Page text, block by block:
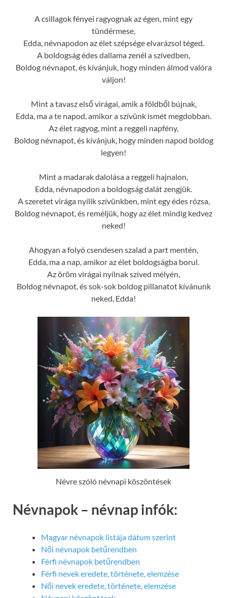
A csillagok fényei ragyognak az égen, mint egy
tündérmese,
Edda, névnapodon az élet szépsége elvarázsol téged.
A boldogság édes dallama zenél a szívedben,
Boldog névnapot, és kívánjuk, hogy minden álmod valóra
váljon!
Mint a tavasz első virágai, amik a földből bújnak,
Edda, ma a te napod, amikor a szívünk ismét megdobban.
Az élet ragyog, mint a reggeli napfény,
Boldog névnapot, és kívánjuk, hogy minden napod boldog
legyen!
Mint a madarak dalolása a reggeli hajnalon,
Edda, névnapodon a boldogság dalát zengjük.
A szeretet virága nyílik szívünkben, mint egy édes rózsa,
Boldog névnapot, és reméljük, hogy az élet mindig kedvez
neked!
Ahogyan a folyó csendesen szalad a part mentén,
Edda, ma a nap, amikor az élet boldogságba borul.
Az öröm virágai nyílnak szíved mélyén,
Boldog névnapot, és sok-sok boldog pillanatot kívánunk
neked, Edda!
Névre szóló névnapi köszöntések
Névnapok – névnap infók:
Magyar névnapok listája dátum szerint
Női névnapok betűrendben
Férfi névnapok betűrendben
Férfi nevek eredete, története, elemzése
Női nevek eredete, története, elemzése